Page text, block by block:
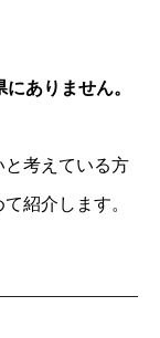
ありません。
と考えている方
紹介します。